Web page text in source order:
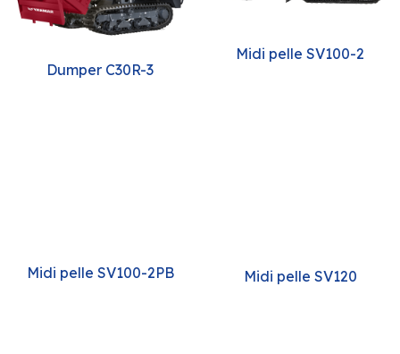
Dumper C30R-3
Midi pelle SV100-2
Midi pelle SV100-2PB Midi pelle SV120